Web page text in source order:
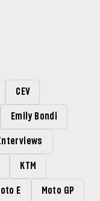
CEV
Emily Bondi
KTM
E Moto GP